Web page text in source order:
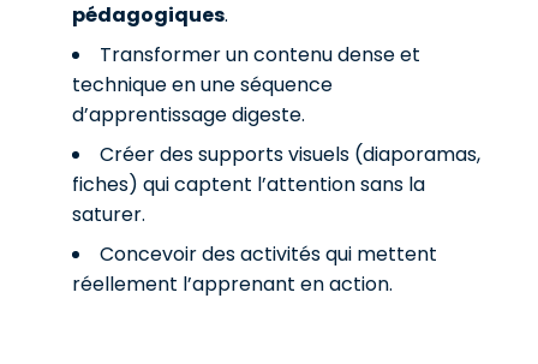
pédagogiques.
Transformer un contenu dense et
technique en une séquence
d’apprentissage digeste.
Créer des supports visuels (diaporamas,
fiches) qui captent l’attention sans la
saturer.
Concevoir des activités qui mettent
réellement l’apprenant en action.